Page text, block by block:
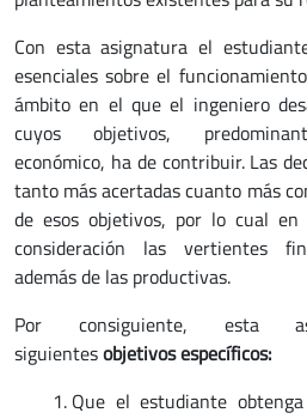
Con esta asignatura el
esenciales sobre el
ámbito en el que el ingeniero
cuyos objetivos,
económico, ha de contribuir. Las
tanto más acertadas cuanto más
de esos objetivos, por lo cual
consideración las vertientes
además de las productivas.
Por consiguiente, esta
siguientesobjetivos específicos:
Que el estudiante